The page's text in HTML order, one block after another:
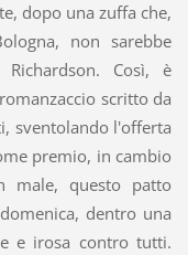
dopo una zuffa che,
non sarebbe
Così, è
scritto da
sventolando l'offerta
premio, in cambio
male, questo patto
dentro una
e irosa contro tutti.